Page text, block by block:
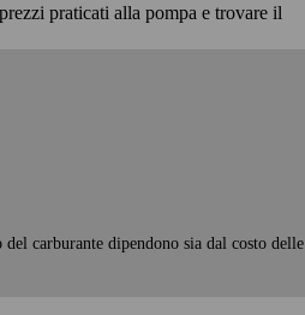
praticati alla pompa e trovare il
carburante dipendono sia dal costo delle